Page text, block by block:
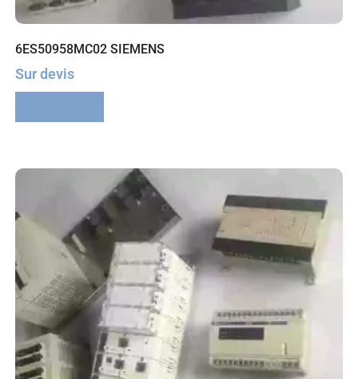
6ES50958MC02 SIEMENS
Sur devis